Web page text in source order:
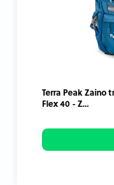
Terra Peak
Flex 40 - Z...